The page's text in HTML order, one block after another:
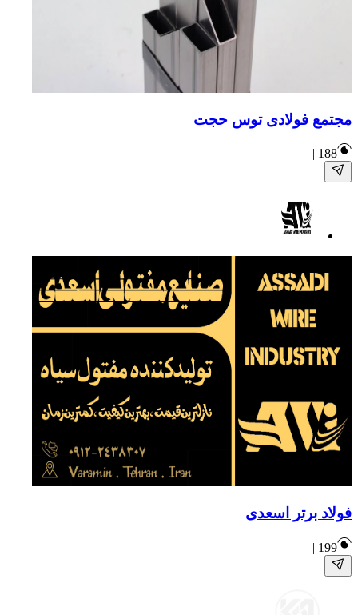
مجتمع فولادى توس حجت
188
|
فولاد برتر اسعدی
199
|